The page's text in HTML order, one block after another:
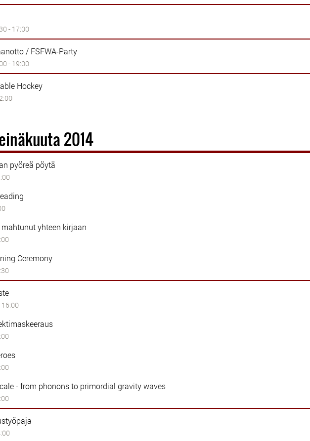
- 17:00
/ FSFWA-Party
- 19:00
Hockey
2014
pyöreä pöytä
yhteen kirjaan
Ceremony
16:00
- from phonons to primordial gravity waves